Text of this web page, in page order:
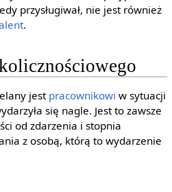
przysługiwał, nie jest również
.
jest pracownikowi w sytuacji
się nagle. Jest to zawsze
od zdarzenia i stopnia
z osobą, którą to wydarzenie